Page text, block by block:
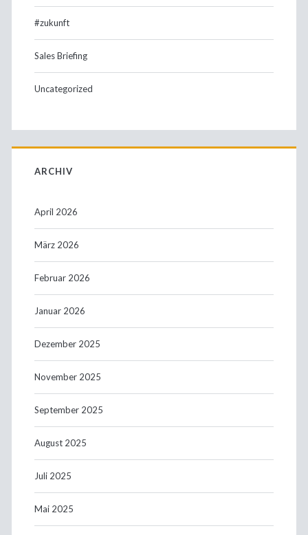
#zukunft
Sales Briefing
Uncategorized
ARCHIV
April 2026
März 2026
Februar 2026
Januar 2026
Dezember 2025
November 2025
September 2025
August 2025
Juli 2025
Mai 2025